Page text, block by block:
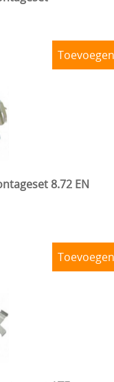
8.72 EN